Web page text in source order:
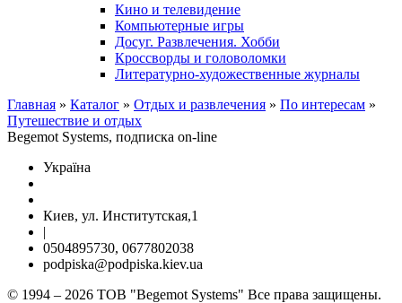
Кино и телевидение
Компьютерные игры
Досуг. Развлечения. Хобби
Кроссворды и головоломки
Литературно-художественные журналы
Главная » Каталог » Отдых и развлечения » По интересам »
Путешествие и отдых
Begemot Systems, подписка on-line
Україна
Киев, ул. Институтская,1
|
0504895730, 0677802038
podpiska@podpiska.kiev.ua
© 1994 – 2026 ТОВ "Begemot Systems" Все права защищены.